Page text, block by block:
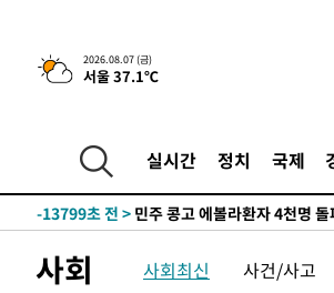
2026.08.07 (금)
서울 37.1℃
실시간 정치 국제
-28490초 전 >[속보]규제합리화위원회 부위
병태 후임
-24848초 전 > [속보]국힘 윤리위, '돌려차기
25.3%↑
-17333초 전 >
[속보]'채상병 순직 책임' 임성
-17199초 전 >
-13799초 전 > 민주 콩고 에볼라환자 4천명
-12243초 전 >
"미 전국적 살모네라 식중독
사회 사회최신 사건/사고